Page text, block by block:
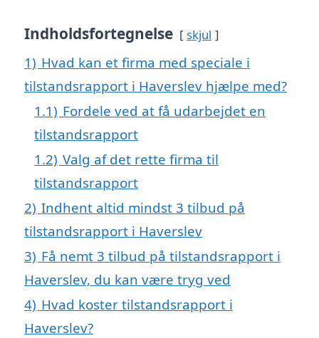
Indholdsfortegnelse skjul
1) Hvad kan et firma med speciale i
tilstandsrapport i Haverslev hjælpe med?
1.1) Fordele ved at få udarbejdet en
tilstandsrapport
1.2) Valg af det rette firma til
tilstandsrapport
2) Indhent altid mindst 3 tilbud på
tilstandsrapport i Haverslev
3) Få nemt 3 tilbud på tilstandsrapport i
Haverslev, du kan være tryg ved
4) Hvad koster tilstandsrapport i
Haverslev?